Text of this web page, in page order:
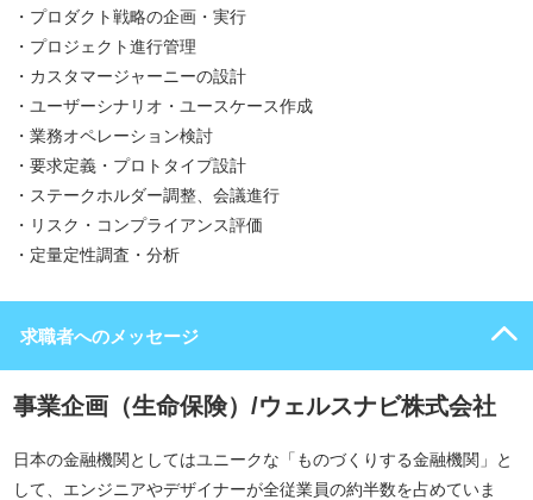
・プロダクト戦略の企画・実行
・プロジェクト進行管理
・カスタマージャーニーの設計
・ユーザーシナリオ・ユースケース作成
・業務オペレーション検討
・要求定義・プロトタイプ設計
・ステークホルダー調整、会議進行
・リスク・コンプライアンス評価
・定量定性調査・分析
求職者へのメッセージ
事業企画（生命保険）/ウェルスナビ株式会社
日本の金融機関としてはユニークな「ものづくりする金融機関」と
して、エンジニアやデザイナーが全従業員の約半数を占めていま